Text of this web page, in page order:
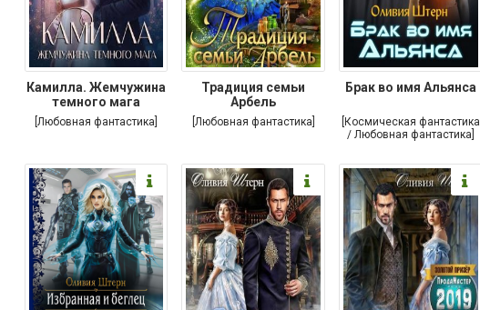
Камилла. Жемчужина
темного мага
[Любовная фантастика]
Традиция семьи
Арбель
[Любовная фантастика]
Брак во имя Альянса
[Космическая фантастика
/ Любовная фантастика]